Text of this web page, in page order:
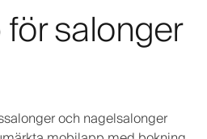
salonger
och nagelsalonger